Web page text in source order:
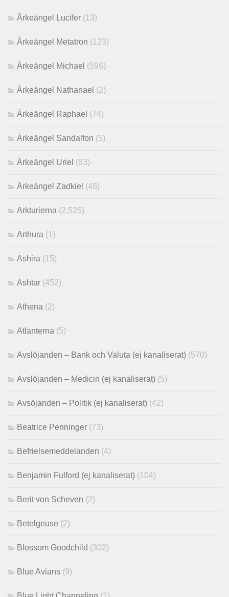
Ärkeängel Lucifer (13)
Ärkeängel Metatron (123)
Ärkeängel Michael (596)
Ärkeängel Nathanael (2)
Ärkeängel Raphael (74)
Ärkeängel Sandalfon (5)
Ärkeängel Uriel (83)
Ärkeängel Zadkiel (48)
Arkturierna (2,525)
Arthura (1)
Ashira (15)
Ashtar (452)
Athena (2)
Atlanterna (5)
Avslöjanden – Bank och Valuta (ej kanaliserat) (570)
Avslöjanden – Medicin (ej kanaliserat) (5)
Avsöjanden – Politik (ej kanaliserat) (42)
Beatrice Penninger (73)
Befrielsemeddelanden (4)
Benjamin Fulford (ej kanaliserat) (104)
Berit von Scheven (2)
Betelgeuse (2)
Blossom Goodchild (302)
Blue Avians (9)